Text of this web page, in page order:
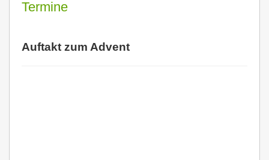
Termine
Auftakt zum Advent